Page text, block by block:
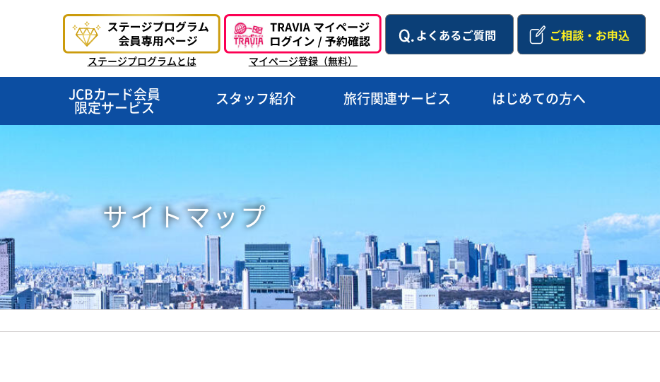
ステージプログラムとは マイページ登録（無料）
JCBカード会員
限定サービス
スタッフ紹介 旅行関連サービス はじめての方へ
サイトマップ